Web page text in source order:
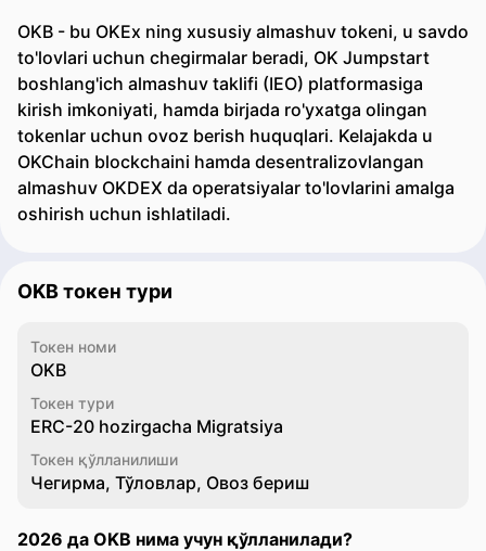
OKB - bu OKEx ning xususiy almashuv tokeni, u savdo
to'lovlari uchun chegirmalar beradi, OK Jumpstart
boshlang'ich almashuv taklifi (IEO) platformasiga
kirish imkoniyati, hamda birjada ro'yxatga olingan
tokenlar uchun ovoz berish huquqlari. Kelajakda u
OKChain blockchaini hamda desentralizovlangan
almashuv OKDEX da operatsiyalar to'lovlarini amalga
oshirish uchun ishlatiladi.
OKB токен тури
Токен номи
OKB
Токен тури
ERC-20 hozirgacha Migratsiya
Токен қўлланилиши
Чегирма, Тўловлар, Овоз бериш
2026 да OKB нима учун қўлланилади?